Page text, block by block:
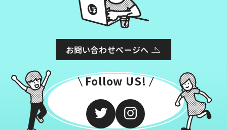
お問い合わせページへ
Follow US!